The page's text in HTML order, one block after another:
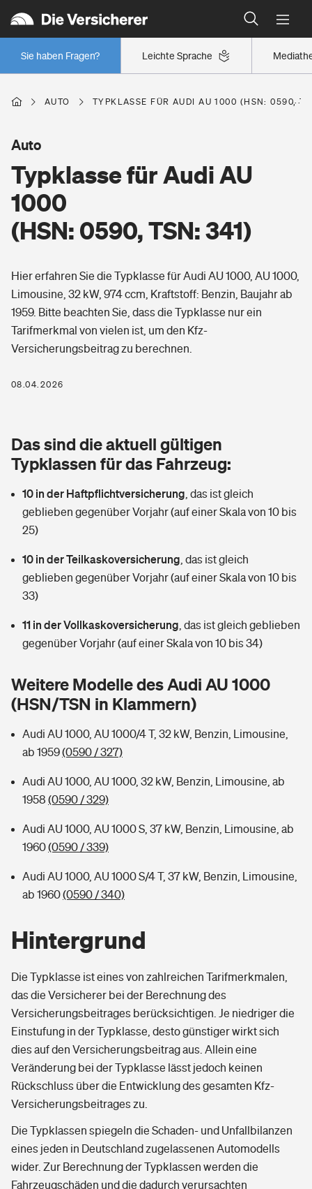
Leichte Sprache
Sie haben Fragen?
Wer versichert was: Jetzt Versicherer finden
Regionalklassen: So ist Ihre Region eingestuft
Wer versichert was: Jetzt Versicherer finden
Berufsunfähigkeitsversicherung
Arbeitsrechtsschutz
Berufshaftpflichtversicherung
Rentenrechner: Wie viel Geld bekomme ich im Alter?
Wer versichert was: Jetzt Versicherer finden
Sie haben Fragen?
Wohnen
Wohngebäudeversicherung
Hausratversicherung
Elementarversicherung
Photovoltaik
Wärmepumpen versichern
Vermieterrrechtsschutz
Mietkautionsversicherung
Restkreditversicherung
Zur Übersicht
Wer versichert was: Jetzt Versicherer finden
Sie haben Fragen?
Pri­vate Haft­pflicht­
Rechts­schutz­ver­si­che­rung
Kinderunfall­ver­si­che­rung
Reiseversicherung
Handyversicherung
Musikinstrumentenversicherung
Zur Übersicht
Tools
Kinderunfall-Check: Mehr Sicherheit für deine Kids
Sie haben Fragen?
Gesundheit
Private Krankenversicherung
Tierkrankenversicherung
Zur Übersicht
Wer versichert was: Jetzt Versicherer finden
Sie haben Fragen?
AUTO TYPKLASSE FÜR AUDI AU 1000 (HSN: 0590,
Typklasse für Audi AU
1000
(HSN: 0590, TSN: 341)
Auto
Hier erfahren Sie die Typklasse für Audi AU 1000, AU 1000,
Limousine, 32 kW, 974 ccm, Kraftstoff: Benzin, Baujahr ab
1959. Bitte beachten Sie, dass die Typklasse nur ein
Tarifmerkmal von vielen ist, um den Kfz-
Versicherungsbeitrag zu berechnen.
08.04.2026
Das sind die aktuell gültigen
Typklassen für das Fahrzeug:
10 in der Haftpflichtversicherung das ist gleich
geblieben gegenüber Vorjahr (auf einer Skala von 10 bis
25)
10 in der Teilkaskoversicherung das ist gleich
geblieben gegenüber Vorjahr (auf einer Skala von 10 bis
33)
11 in der Vollkaskoversicherung das ist gleich geblieben
gegenüber Vorjahr (auf einer Skala von 10 bis 34)
Weitere Modelle des Audi AU 1000
(HSN/TSN in Klammern)
Audi AU 1000, AU 1000/4 T, 32 kW, Benzin, Limousine,
ab 1959(0590 / 327)
Audi AU 1000, AU 1000, 32 kW, Benzin, Limousine, ab
1958 (0590 / 329)
Audi AU 1000, AU 1000 S, 37 kW, Benzin, Limousine, ab
1960(0590 / 339)
Audi AU 1000, AU 1000 S/4 T, 37 kW, Benzin, Limousine,
ab 1960(0590 / 340)
Hintergrund
Die Typklasse ist eines von zahlreichen Tarifmerkmalen,
das die Versicherer bei der Berechnung des
Versicherungsbeitrages berücksichtigen. Je niedriger die
Einstufung in der Typklasse, desto günstiger wirkt sich
dies auf den Versicherungsbeitrag aus. Allein eine
Veränderung bei der Typklasse lässt jedoch keinen
Rückschluss über die Entwicklung des gesamten Kfz-
Versicherungsbeitrages zu.
Die Typklassen spiegeln die Schaden- und Unfallbilanzen
eines jeden in Deutschland zugelassenen Automodells
wider. Zur Berechnung der Typklassen werden die
Fahrzeugschäden und die dadurch verursachten